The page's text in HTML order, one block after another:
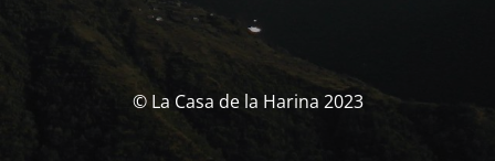
© La Casa de la Harina 2023